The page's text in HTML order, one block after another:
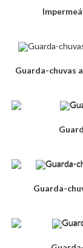
Guarda-chuvas
Guarda-